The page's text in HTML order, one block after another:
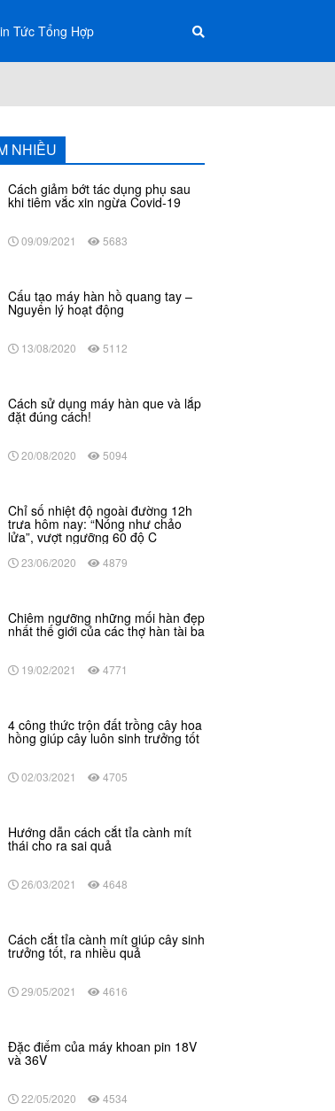
Tức Tổng Hợp
NHIỀU
Cách giảm bớt tác dụng phụ sau
khi tiêm vắc xin ngừa Covid-19
09/09/2021 5683
Cấu tạo máy hàn hồ quang tay –
Nguyên lý hoạt động
13/08/2020 5112
Cách sử dụng máy hàn que và lắp
đặt đúng cách!
20/08/2020 5094
Chỉ số nhiệt độ ngoài đường 12h
trưa hôm nay: “Nóng như chảo
lửa”, vượt ngưỡng 60 độ C
23/06/2020 4879
Chiêm ngưỡng những mối hàn đẹp
nhất thế giới của các thợ hàn tài ba
19/02/2021 4771
4 công thức trộn đất trồng cây hoa
hồng giúp cây luôn sinh trưởng tốt
02/03/2021 4705
Hướng dẫn cách cắt tỉa cành mít
thái cho ra sai quả
26/03/2021 4648
Cách cắt tỉa cành mít giúp cây sinh
trưởng tốt, ra nhiều quả
29/05/2021 4616
Đặc điểm của máy khoan pin 18V
và 36V
22/05/2020 4534